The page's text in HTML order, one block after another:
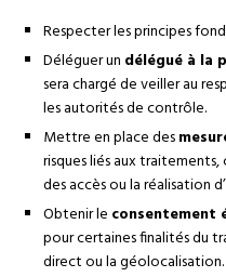
Respecter les principes
Déléguer un délégué à la
sera chargé de veiller au
les autorités de contrôle.
Mettre en place des
risques liés aux
des accès ou la réalisation
Obtenir le consentement
pour certaines finalités du
direct ou la géolocalisation.